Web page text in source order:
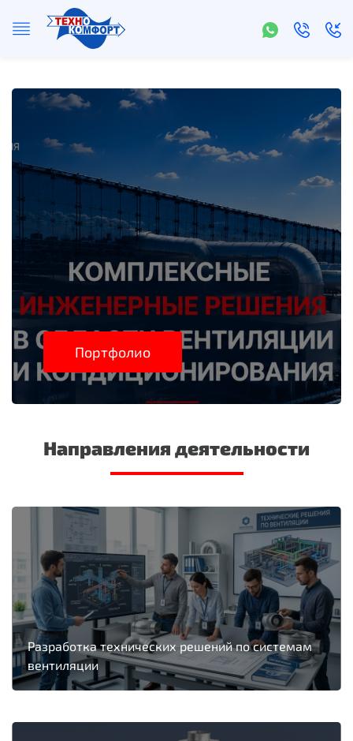
Портфолио
Направления деятельности
Разработка технических решений по системам
вентиляции